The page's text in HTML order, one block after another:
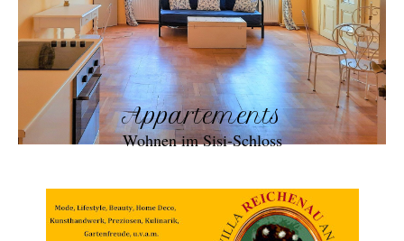
Appartements
Wohnen im Sisi-Schloss